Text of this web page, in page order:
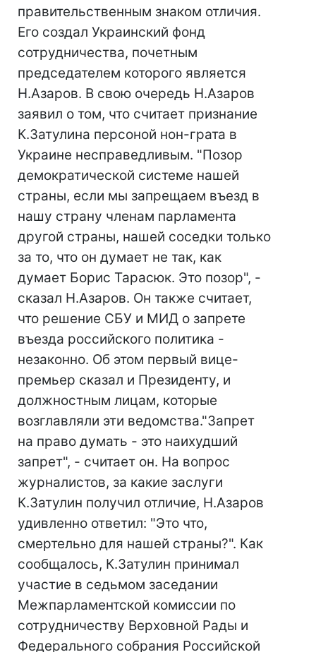
правительственным знаком отличия.
Его создал Украинский фонд
сотрудничества, почетным
председателем которого является
Н.Азаров. В свою очередь Н.Азаров
заявил о том, что считает признание
К.Затулина персоной нон-грата в
Украине несправедливым. "Позор
демократической системе нашей
страны, если мы запрещаем въезд в
нашу страну членам парламента
другой страны, нашей соседки только
за то, что он думает не так, как
думает Борис Тарасюк. Это позор", -
сказал Н.Азаров. Он также считает,
что решение СБУ и МИД о запрете
въезда российского политика -
незаконно. Об этом первый вице-
премьер сказал и Президенту, и
должностным лицам, которые
возглавляли эти ведомства."Запрет
на право думать - это наихудший
запрет", - считает он. На вопрос
журналистов, за какие заслуги
К.Затулин получил отличие, Н.Азаров
удивленно ответил: "Это что,
смертельно для нашей страны?". Как
сообщалось, К.Затулин принимал
участие в седьмом заседании
Межпарламентской комиссии по
сотрудничеству Верховной Рады и
Федерального собрания Российской